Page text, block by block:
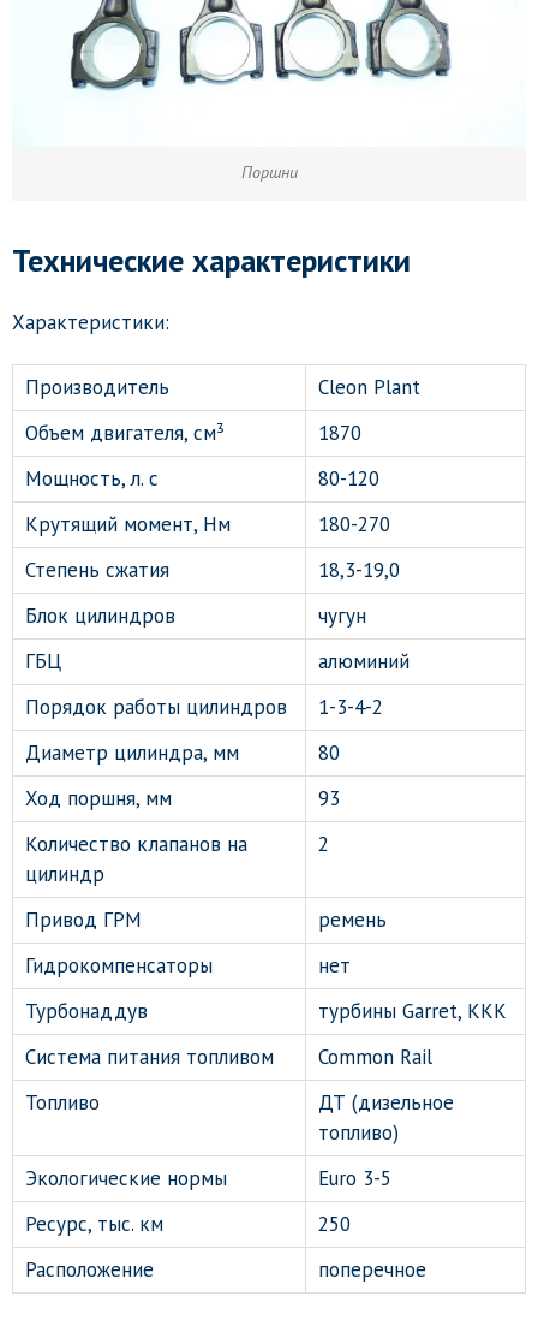
Поршни
Технические характеристики
Характеристики:
Производитель
Cleon Plant
Объем двигателя, см³
1870
Мощность, л. с
80-120
Крутящий момент, Нм
180-270
Степень сжатия
18,3-19,0
Блок цилиндров
чугун
ГБЦ
алюминий
Порядок работы цилиндров
1-3-4-2
Диаметр цилиндра, мм
80
Ход поршня, мм
93
Количество клапанов на
цилиндр
2
Привод ГРМ
ремень
Гидрокомпенсаторы
нет
Турбонаддув
турбины Garret, KKK
Система питания топливом
Common Rail
Топливо
ДТ (дизельное
топливо)
Экологические нормы
Euro 3-5
Ресурс, тыс. км
250
Расположение
поперечное